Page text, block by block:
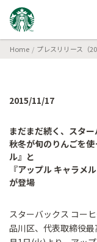
Home プレスリリース（
2015/11/17
まだまだ続く、スタ
秋冬が旬のりんごを
ル』と
『アップル キャラメ
が登場
スターバックス コー
品川区、代表取締役